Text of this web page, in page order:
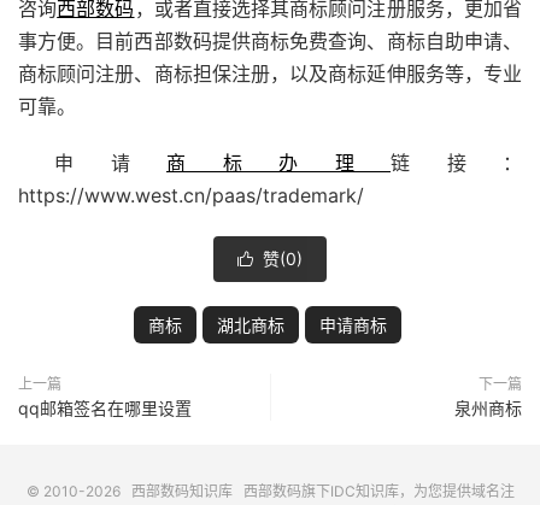
咨询西部数码 ，或者直接选择其商标顾问注册服务，更加省
事方便。目前西部数码提供商标免费查询、商标自助申请、
商标顾问注册、商标担保注册，以及商标延伸服务等，专业
可靠。
申请 商标办理 链接：
https://www.west.cn/paas/trademark/
 赞(0)
商标 湖北商标 申请商标
上一篇
qq邮箱签名在哪里设置
下一篇
泉州商标
© 2010-2026 西部数码知识库 西部数码旗下IDC知识库，为您提供域名注